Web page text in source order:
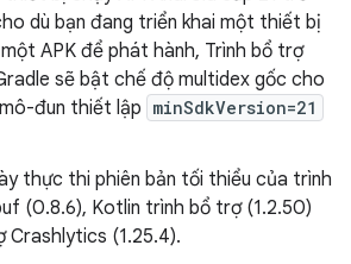
dù bạn đang triển khai một thiết bị
APK để phát hành, Trình bổ trợ
sẽ bật chế độ multidex gốc cho
đun thiết lập minSdkVersion=21
thực thi phiên bản tối thiểu của trình
(0.8.6), Kotlin trình bổ trợ (1.2.50)
Crashlytics (1.25.4).